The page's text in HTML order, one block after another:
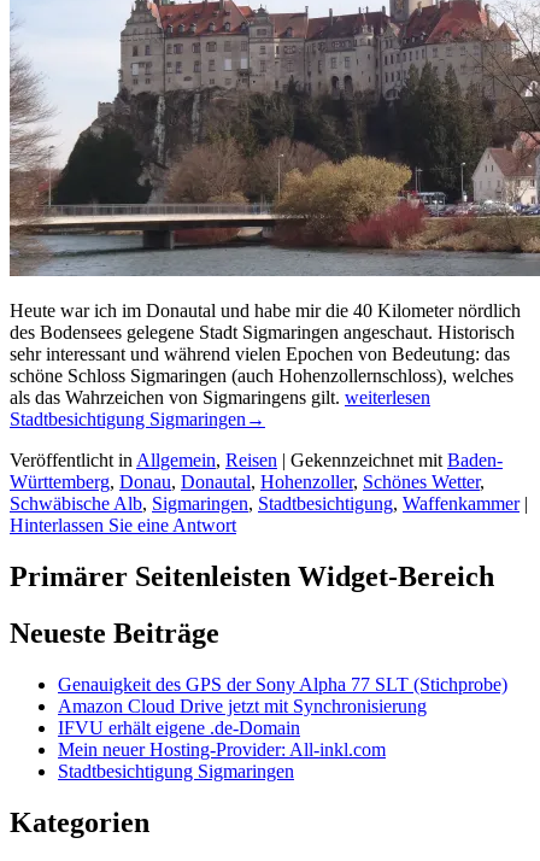
Heute war ich im Donautal und habe mir die 40 Kilometer nördlich
des Bodensees gelegene Stadt Sigmaringen angeschaut. Historisch
sehr interessant und während vielen Epochen von Bedeutung: das
schöne Schloss Sigmaringen (auch Hohenzollernschloss), welches
als das Wahrzeichen von Sigmaringens gilt. weiterlesen
Stadtbesichtigung Sigmaringen →
Veröffentlicht in Allgemein, Reisen | Gekennzeichnet mit Baden-
Württemberg, Donau, Donautal, Hohenzoller, Schönes Wetter,
Schwäbische Alb, Sigmaringen, Stadtbesichtigung, Waffenkammer |
Hinterlassen Sie eine Antwort
Primärer Seitenleisten Widget-Bereich
Neueste Beiträge
Genauigkeit des GPS der Sony Alpha 77 SLT (Stichprobe)
Amazon Cloud Drive jetzt mit Synchronisierung
IFVU erhält eigene .de-Domain
Mein neuer Hosting-Provider: All-inkl.com
Stadtbesichtigung Sigmaringen
Kategorien